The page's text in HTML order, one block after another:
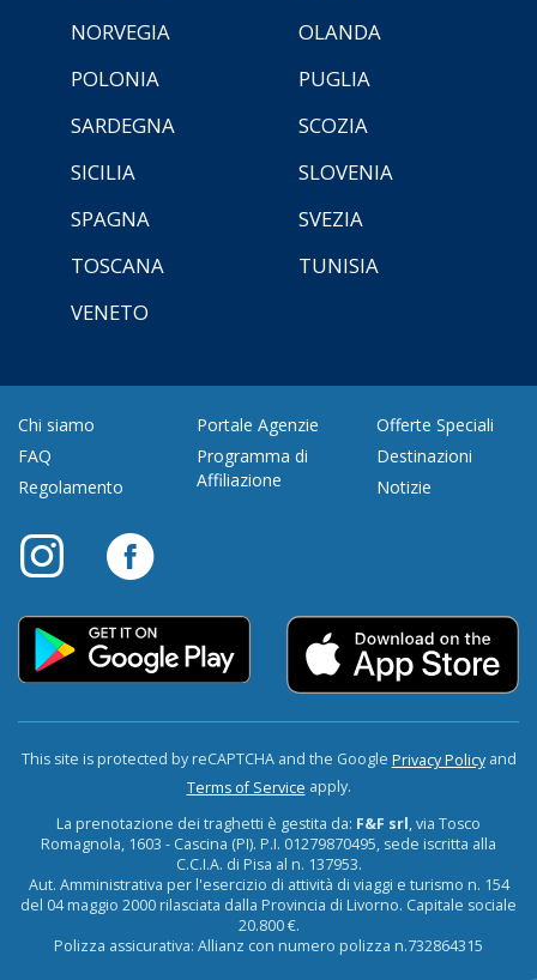
NORVEGIA
OLANDA
POLONIA
PUGLIA
SARDEGNA
SCOZIA
SICILIA
SLOVENIA
SPAGNA
SVEZIA
TOSCANA
TUNISIA
VENETO
Chi siamo
FAQ
Regolamento
Portale Agenzie
Programma di
Affiliazione
Offerte Speciali
Destinazioni
Notizie
This site is protected by reCAPTCHA and the Google Privacy Policyand
Terms of Service apply.
La prenotazione dei traghetti è gestita da: F&F srl, via Tosco
Romagnola, 1603 - Cascina (PI). P.I. 01279870495, sede iscritta alla
C.C.I.A. di Pisa al n. 137953.
Aut. Amministrativa per l'esercizio di attività di viaggi e turismo n. 154
del 04 maggio 2000 rilasciata dalla Provincia di Livorno. Capitale sociale
20.800 €.
Polizza assicurativa: Allianz con numero polizza n.732864315